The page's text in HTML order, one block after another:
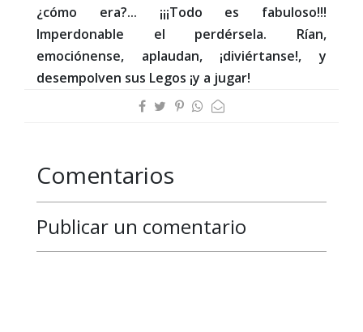
¿cómo era?... ¡¡¡Todo es fabuloso!!!
Imperdonable el perdérsela. Rían,
emociónense, aplaudan, ¡diviértanse!, y
desempolven sus Legos ¡y a jugar!
Comentarios
Publicar un comentario